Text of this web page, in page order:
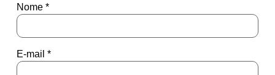
Nome *
E-mail *